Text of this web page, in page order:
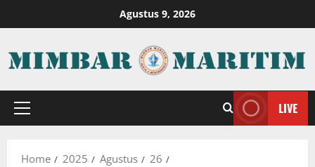
to
Agustus 9, 2026
Primary
LIVE
Home 2025 Agustus
26